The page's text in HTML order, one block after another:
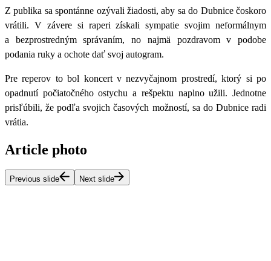
Z publika sa spontánne ozývali žiadosti, aby sa do Dubnice čoskoro
vrátili. V závere si raperi získali sympatie svojim neformálnym
a bezprostredným správaním, no najmä pozdravom v podobe
podania ruky a ochote dať svoj autogram.
Pre reperov to bol koncert v nezvyčajnom prostredí, ktorý si po
opadnutí počiatočného ostychu a rešpektu naplno užili. Jednotne
prisľúbili, že podľa svojich časových možností, sa do Dubnice radi
vrátia.
Article photo
Previous slide Next slide